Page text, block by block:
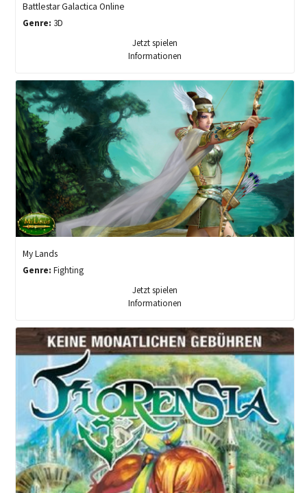
Battlestar Galactica Online
Genre: 3D
Jetzt spielen
Informationen
My Lands
Genre: Fighting
Jetzt spielen
Informationen